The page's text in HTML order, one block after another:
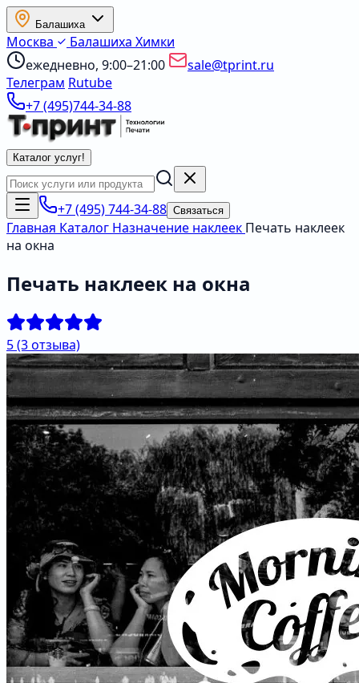
Балашиха
Москва Балашиха Химки
ежедневно, 9:00–21:00
sale@tprint.ru
Телеграм Rutube
+7 (495)744-34-88
Каталог услуг!
+7 (495) 744-34-88 Связаться
Главная Каталог Назначение наклеек Печать наклеек
на окна
Печать наклеек на окна
5(3 отзыва)